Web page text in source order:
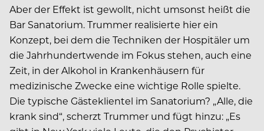
Aber der Effekt ist gewollt, nicht umsonst heißt die
Bar Sanatorium. Trummer realisierte hier ein
Konzept, bei dem die Techniken der Hospitäler um
die Jahrhundertwende im Fokus stehen, auch eine
Zeit, in der Alkohol in Krankenhäusern für
medizinische Zwecke eine wichtige Rolle spielte.
Die typische Gästeklientel im Sanatorium? „Alle, die
krank sind“, scherzt Trummer und fügt hinzu: „Es